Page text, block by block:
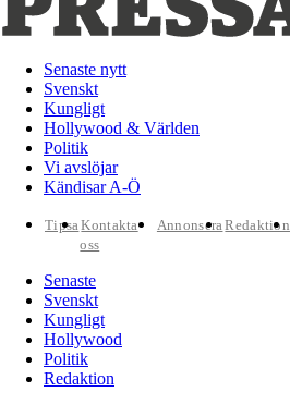
Senaste nytt
Svenskt
Kungligt
Hollywood & Världen
Politik
Vi avslöjar
Kändisar A-Ö
TipsaKontakta
oss
AnnonseraRedaktion
Senaste
Svenskt
Kungligt
Hollywood
Politik
Redaktion